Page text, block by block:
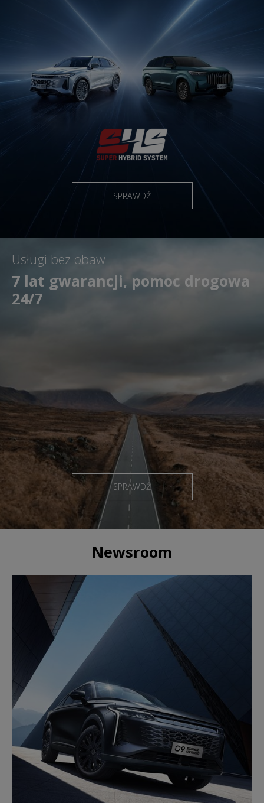
SPRAWDŹ
Usługi bez obaw
7 lat gwarancji, pomoc drogowa
24/7
SPRAWDŹ
Newsroom